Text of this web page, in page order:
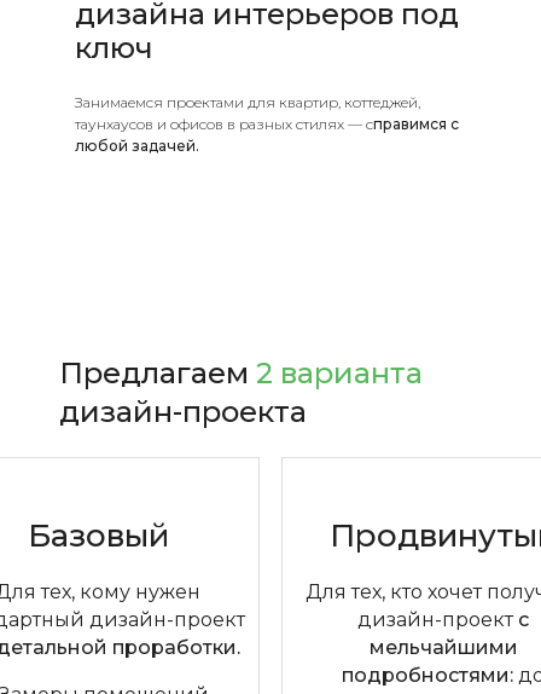
дизайна интерьеров под
ключ
Занимаемся проектами для квартир, коттеджей,
таунхаусов и офисов в разных стилях — справимся с
любой задачей.
Предлагаем 2 варианта
дизайн-проекта
Базовый
тех, кому нужен
дизайн-проект
проработки.
Для тех, кто хочет
дизайн-проект с
мельчайшими
подробностями: